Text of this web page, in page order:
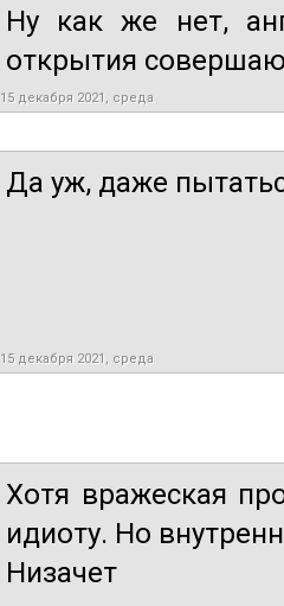
Ну как же нет,
открытия
15 декабря 2021, среда
Да уж, даже
15 декабря 2021, среда
Хотя вражеская
идиоту. Но
Низачет